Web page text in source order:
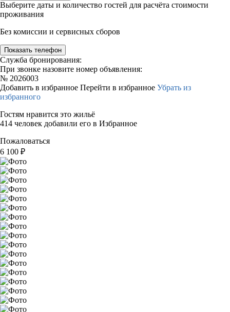
Выберите даты и количество гостей для расчёта стоимости
проживания
Без комиссии и сервисных сборов
Показать телефон
Служба бронирования:
При звонке назовите номер объявления:
№ 2026003
Добавить в избранное Перейти в избранное Убрать из
избранного
Гостям нравится это жильё
414 человек добавили его в Избранное
Пожаловаться
6 100 ₽